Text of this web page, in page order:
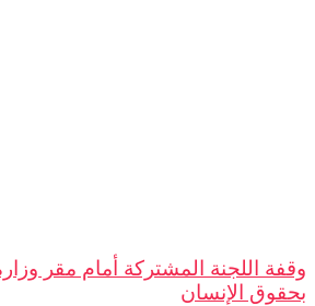
وقفة اللجنة المشتركة أمام مقر
بحقوق الإنسان